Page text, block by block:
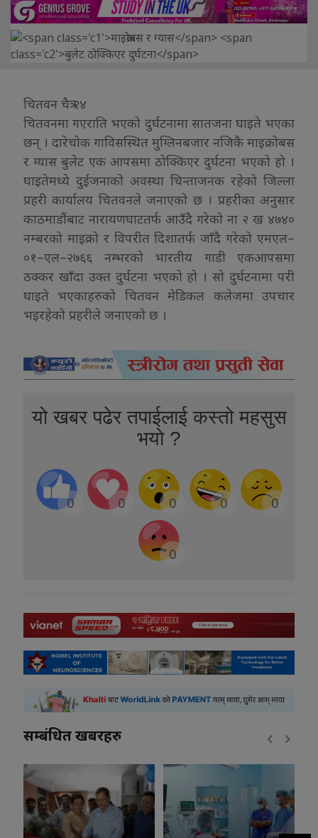
चितवन चैत्र २४
चितवनमा गएराति भएको दुर्घटनामा सातजना घाइते भएका
छन् । दारेचोक गाविसस्थित मुग्लिनबजार नजिकै माइक्रोबस
र ग्यास बुलेट एक आपसमा ठोक्किएर दुर्घटना भएको हो ।
घाइतेमध्ये दुईजनाको अवस्था चिन्ताजनक रहेको जिल्ला
प्रहरी कार्यालय चितवनले जनाएको छ । प्रहरीका अनुसार
काठमाडौंबाट नारायणघाटतर्फ आउँदै गरेको ना २ ख ४७४०
नम्बरको माइक्रो र विपरीत दिशातर्फ जाँदै गरेको एमएल–
०१–एल–२७६६ नम्भरको भारतीय गाडी एकआपसमा
ठक्कर खाँदा उक्त दुर्घटना भएको हो । सो दुर्घटनामा परी
घाइते भएकाहरुको चितवन मेडिकल कलेजमा उपचार
भइरहेको प्रहरीले जनाएको छ ।
यो खबर पढेर तपाईलाई कस्तो महसुस
भयो ?
0 0 0 0 0
0
सम्बंधित खबरहरु